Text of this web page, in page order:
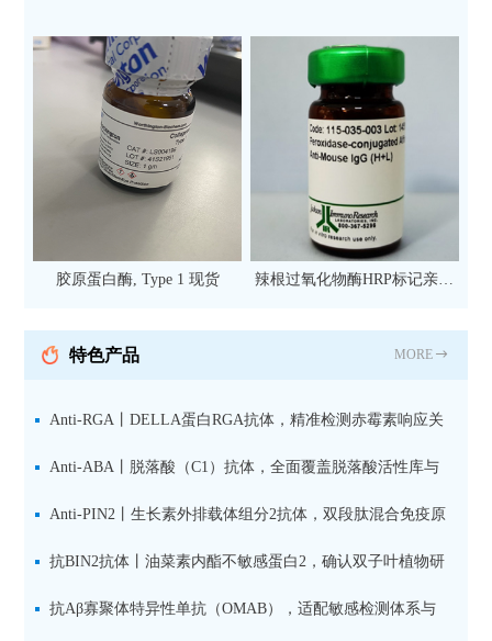
次）
胶原蛋白酶, Type 1 现货
辣根过氧化物酶HRP标记亲和
抗 现货
特色产品 MORE
Anti-RGA丨DELLA蛋白RGA抗体，精准检测赤霉素响应关
键抑制因子
Anti-ABA丨脱落酸（C1）抗体，全面覆盖脱落酸活性库与
储存库
Anti-PIN2丨生长素外排载体组分2抗体，双段肽混合免疫原
设计方案
抗BIN2抗体丨油菜素内酯不敏感蛋白2，确认双子叶植物研
究数据特异性
抗Aβ寡聚体特异性单抗（OMAB），适配敏感检测体系与